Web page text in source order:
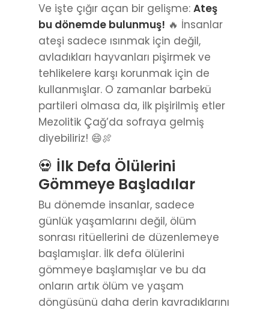
Ve işte çığır açan bir gelişme: Ateş
bu dönemde bulunmuş! 🔥 İnsanlar
ateşi sadece ısınmak için değil,
avladıkları hayvanları pişirmek ve
tehlikelere karşı korunmak için de
kullanmışlar. O zamanlar barbekü
partileri olmasa da, ilk pişirilmiş etler
Mezolitik Çağ’da sofraya gelmiş
diyebiliriz! 😄🍖
💀 İlk Defa Ölülerini
Gömmeye Başladılar
Bu dönemde insanlar, sadece
günlük yaşamlarını değil, ölüm
sonrası ritüellerini de düzenlemeye
başlamışlar. İlk defa ölülerini
gömmeye başlamışlar ve bu da
onların artık ölüm ve yaşam
döngüsünü daha derin kavradıklarını